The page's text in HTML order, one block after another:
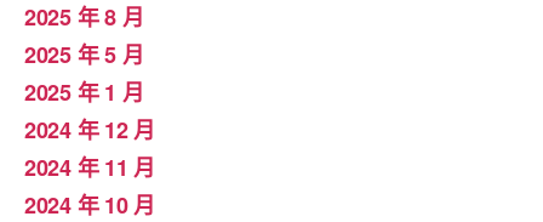
2025 年 8 月
2025 年 5 月
2025 年 1 月
2024 年 12 月
2024 年 11 月
2024 年 10 月